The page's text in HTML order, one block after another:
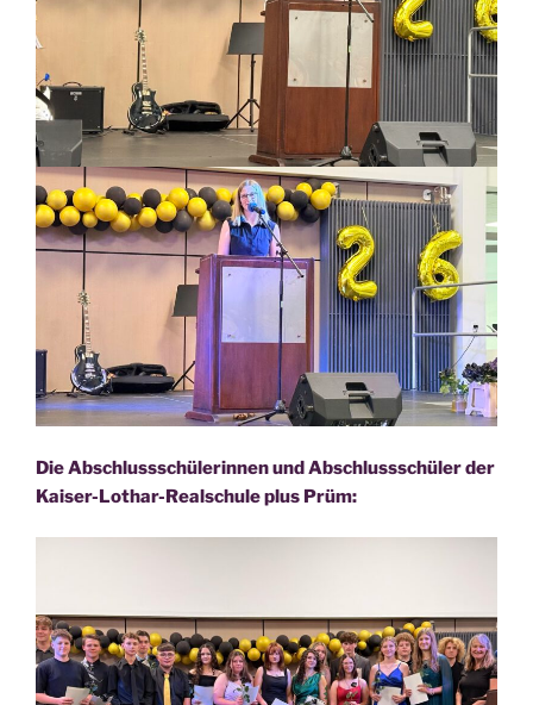
Die Abschluss­schü­le­rin­nen und Abschluss­schü­ler der
Kai­ser-Lothar-Real­schu­le plus Prüm: